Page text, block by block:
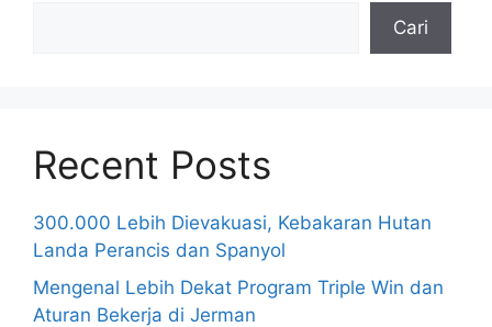
Cari
Recent Posts
300.000 Lebih Dievakuasi, Kebakaran Hutan
Landa Perancis dan Spanyol
Mengenal Lebih Dekat Program Triple Win dan
Aturan Bekerja di Jerman